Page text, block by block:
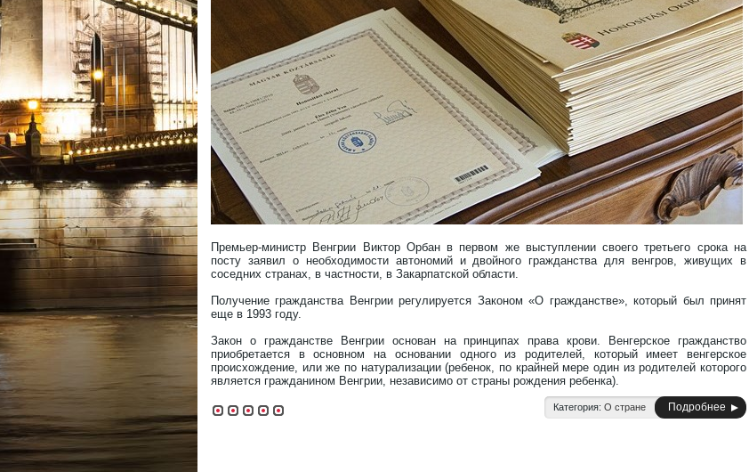
Премьер-министр Венгрии Виктор Орбан в первом же выступлении своего третьего срока на
посту заявил о необходимости автономий и двойного гражданства для венгров, живущих в
соседних странах, в частности, в Закарпатской области.
Получение гражданства Венгрии регулируется Законом «О гражданстве», который был принят
еще в 1993 году.
Закон о гражданстве Венгрии основан на принципах права крови. Венгерское гражданство
приобретается в основном на основании одного из родителей, который имеет венгерское
происхождение, или же по натурализации (ребенок, по крайней мере один из родителей которого
является гражданином Венгрии, независимо от страны рождения ребенка).
Категория: О стране Подробнее